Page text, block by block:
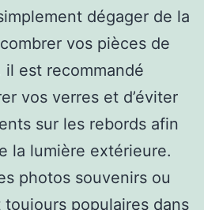
dégager de la
vos pièces de
il est recommandé
vos verres et d’éviter
sur les rebords afin
la lumière extérieure.
photos souvenirs ou
toujours populaires dans